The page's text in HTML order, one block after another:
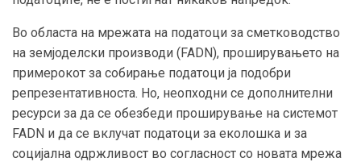
Во областа на мрежата на податоци за сметководство
на земјоделски производи (FADN), проширувањето на
примерокот за собирање податоци ја подобри
репрезентативноста. Но, неопходни се дополнителни
ресурси за да се обезбеди проширување на системот
FADN и да се вклучат податоци за еколошка и за
социјална одржливост во согласност со новата мрежа